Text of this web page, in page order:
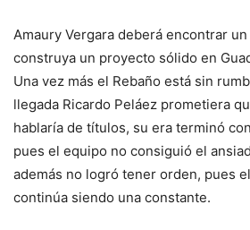
Amaury Vergara deberá encontrar
construya un proyecto sólido en
Una vez más el Rebaño está sin
llegada Ricardo Peláez prometiera
hablaría de títulos, su era terminó
pues el equipo no consiguió el
además no logró tener orden, pues
continúa siendo una constante.